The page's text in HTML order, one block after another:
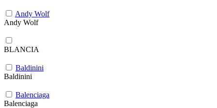
Andy Wolf
Andy Wolf
BLANCIA
Baldinini
Baldinini
Balenciaga
Balenciaga